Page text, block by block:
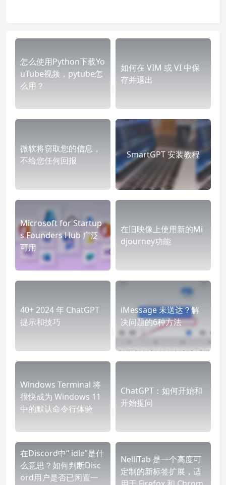
怎么使用Python下载Yo
uTube视频，pytube怎
么用？
如何在 VIM 或 VI 中保
存并退出
微软将窃取您的信息，
不给您任何回报
SmartGPT 安装教程
Microsoft for Startup
s Founders Hub 广泛
可用
在旧映像上使用新的Mi
djourney功能
40+ 2024 年 ChatGPT
提示和技巧
iMessage 未送达？解
决问题的6种方法
Windows Terminal 将
很快成为 Windows 11
中的默认命令行体验
ChatGPT：如何开始和
开始提问
在Discord中“ idle”是什
么意思？如何判断Disc
ord用户是否已闲置一
NelliTab 是一个高度可
定制的新标签扩展，适